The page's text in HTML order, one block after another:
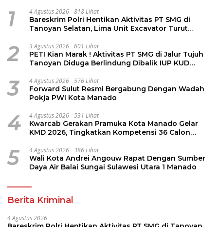
1 4 Agustus 2026 818 Lihat
Bareskrim Polri Hentikan Aktivitas PT SMG di
Tanoyan Selatan, Lima Unit Excavator Turut
2 3 Agustus 2026 601 Lihat
PETI Kian Marak ! Aktivitas PT SMG di Jalur Tujuh
Tanoyan Diduga Berlindung Dibalik IUP KUD
3 4 Agustus 2026 576 Lihat
Forward Sulut Resmi Bergabung Dengan Wadah
Pokja PWI Kota Manado
4 4 Agustus 2026 531 Lihat
Kwarcab Gerakan Pramuka Kota Manado Gelar
KMD 2026, Tingkatkan Kompetensi 36 Calon
5 4 Agustus 2026 386 Lihat
Wali Kota Andrei Angouw Rapat Dengan Sumber
Daya Air Balai Sungai Sulawesi Utara 1 Manado
Berita Kriminal
4 Agustus 2026